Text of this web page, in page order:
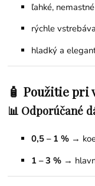
ľahké,
rýchle
hladký a
🧴 Použitie pri
📊 Odporúčané
0,5 – 1 % →
1 – 3 % →